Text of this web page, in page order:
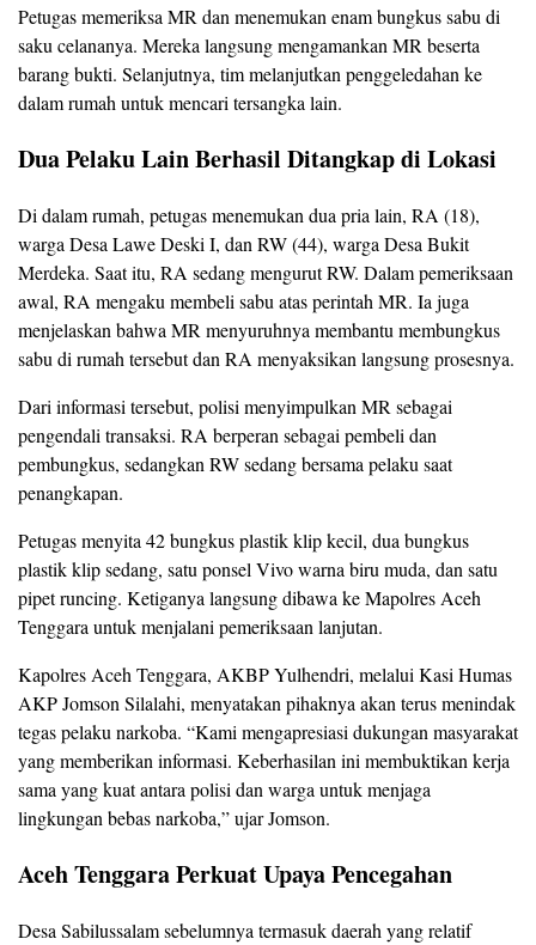
Petugas memeriksa MR dan menemukan enam bungkus sabu di
saku celananya. Mereka langsung mengamankan MR beserta
barang bukti. Selanjutnya, tim melanjutkan penggeledahan ke
dalam rumah untuk mencari tersangka lain.
Dua Pelaku Lain Berhasil Ditangkap di Lokasi
Di dalam rumah, petugas menemukan dua pria lain, RA (18),
warga Desa Lawe Deski I, dan RW (44), warga Desa Bukit
Merdeka. Saat itu, RA sedang mengurut RW. Dalam pemeriksaan
awal, RA mengaku membeli sabu atas perintah MR. Ia juga
menjelaskan bahwa MR menyuruhnya membantu membungkus
sabu di rumah tersebut dan RA menyaksikan langsung prosesnya.
Dari informasi tersebut, polisi menyimpulkan MR sebagai
pengendali transaksi. RA berperan sebagai pembeli dan
pembungkus, sedangkan RW sedang bersama pelaku saat
penangkapan.
Petugas menyita 42 bungkus plastik klip kecil, dua bungkus
plastik klip sedang, satu ponsel Vivo warna biru muda, dan satu
pipet runcing. Ketiganya langsung dibawa ke Mapolres Aceh
Tenggara untuk menjalani pemeriksaan lanjutan.
Kapolres Aceh Tenggara, AKBP Yulhendri, melalui Kasi Humas
AKP Jomson Silalahi, menyatakan pihaknya akan terus menindak
tegas pelaku narkoba. “Kami mengapresiasi dukungan masyarakat
yang memberikan informasi. Keberhasilan ini membuktikan kerja
sama yang kuat antara polisi dan warga untuk menjaga
lingkungan bebas narkoba,” ujar Jomson.
Aceh Tenggara Perkuat Upaya Pencegahan
Desa Sabilussalam sebelumnya termasuk daerah yang relatif